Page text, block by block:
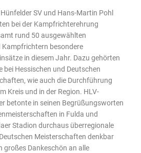
SV und Hans-Martin Pohl
bei der Kampfrichterehrung
rund 50 ausgewählten
besondere
in diesem Jahr. Dazu gehörten
bei Hessischen und Deutschen
wie auch die Durchführung
Kreis und in der Region. HLV-
betonte in seinen Begrüßungsworten
in Fulda und
Stadion durchaus überregionale
Meisterschaften denkbar
großes Dankeschön an alle